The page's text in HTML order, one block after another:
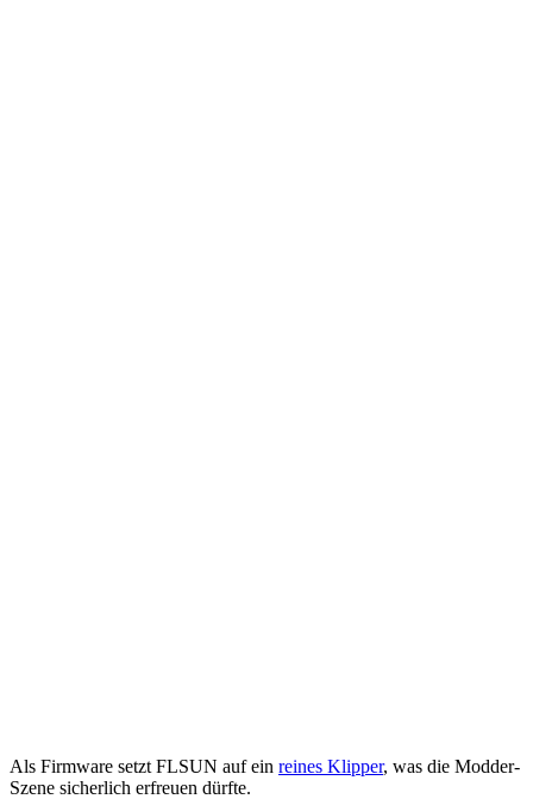
Als Firmware setzt FLSUN auf ein reines Klipper, was die Modder-
Szene sicherlich erfreuen dürfte.